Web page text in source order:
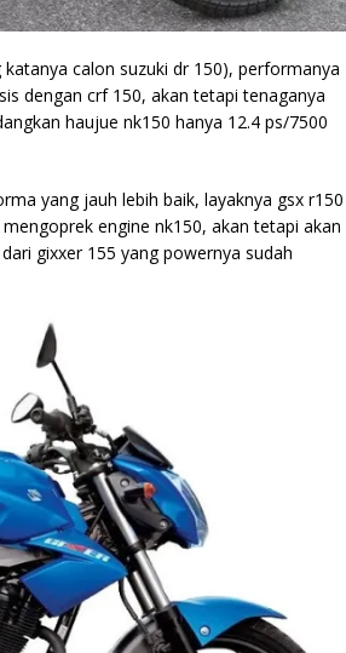
calon suzuki dr 150), performanya
dengan crf 150, akan tetapi tenaganya
haujue nk150 hanya 12.4 ps/7500
yang jauh lebih baik, layaknya gsx r150
engine nk150, akan tetapi akan
gixxer 155 yang powernya sudah